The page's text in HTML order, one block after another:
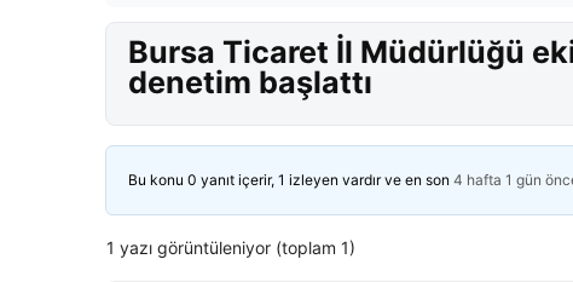
Bursa Ticaret İl Müdürlüğü
denetim başlattı
Bu konu 0 yanıt içerir, 1 izleyen vardır ve en son 4 hafta 1 gün
1 yazı görüntüleniyor (toplam 1)